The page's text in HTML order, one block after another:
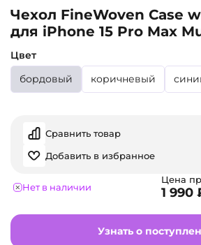
Чехол FineWoven Case
для iPhone 15 Pro Max
Цвет
бордовый
коричневый
Сравнить товар
Добавить в избранное
Нет в наличии
Цена
1 990
Узнать о